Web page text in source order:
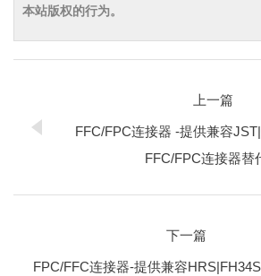
本站版权的行为。
上一篇
FFC/FPC连接器 -提供兼容
FFC/FPC连接器替
下一篇
FPC/FFC连接器-提供兼容